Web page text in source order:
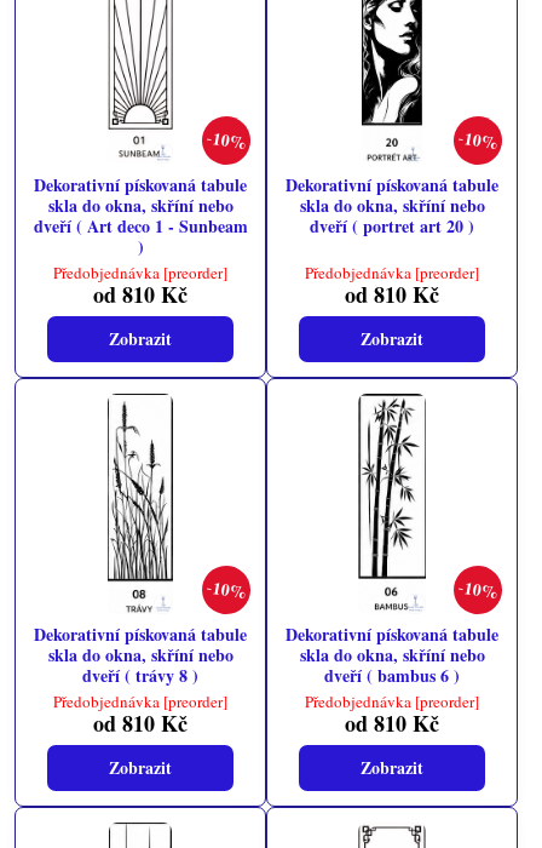
10%
Dekorativní pískovaná tabule
skla do okna, skříní nebo
dveří ( Art deco 1 - Sunbeam
)
Předobjednávka [preorder]
od 810 Kč
Zobrazit
10%
Dekorativní pískovaná tabule
skla do okna, skříní nebo
dveří ( portret art 20 )
Předobjednávka [preorder]
od 810 Kč
Zobrazit
10%
Dekorativní pískovaná tabule
skla do okna, skříní nebo
dveří ( trávy 8 )
Předobjednávka [preorder]
od 810 Kč
Zobrazit
10%
Dekorativní pískovaná tabule
skla do okna, skříní nebo
dveří ( bambus 6 )
Předobjednávka [preorder]
od 810 Kč
Zobrazit